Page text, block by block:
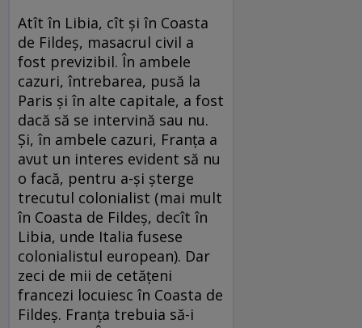
Atît în Libia, cît şi în Coasta
de Fildeş, masacrul civil a
fost previzibil. În ambele
cazuri, întrebarea, pusă la
Paris şi în alte capitale, a fost
dacă să se intervină sau nu.
Şi, în ambele cazuri, Franţa a
avut un interes evident să nu
o facă, pentru a-şi şterge
trecutul colonialist (mai mult
în Coasta de Fildeş, decît în
Libia, unde Italia fusese
colonialistul european). Dar
zeci de mii de cetăţeni
francezi locuiesc în Coasta de
Fildeş. Franţa trebuia să-i